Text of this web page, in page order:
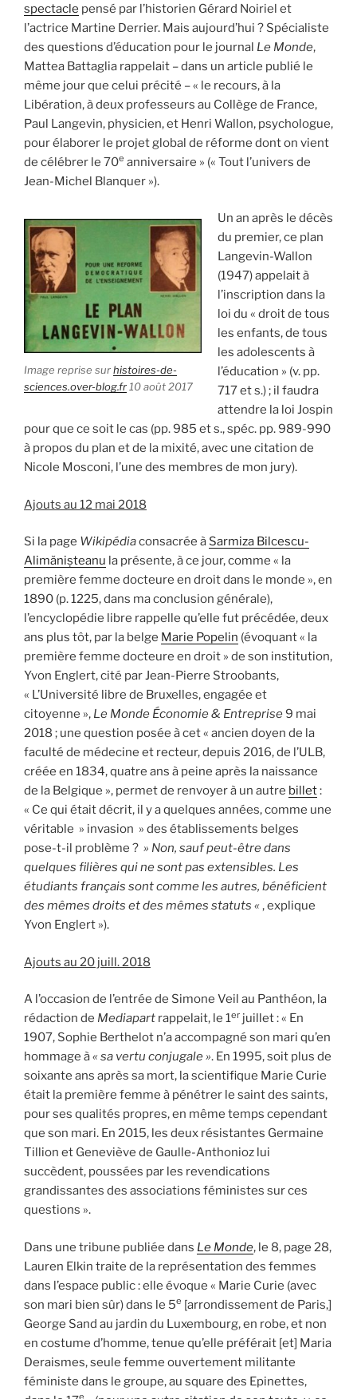
spectacle pensé par l’historien Gérard Noiriel et
l’actrice Martine Derrier. Mais aujourd’hui ? Spécialiste
des questions d’éducation pour le journal Le Monde,
Mattea Battaglia rappelait – dans un article publié le
même jour que celui précité – « le recours, à la
Libération, à deux professeurs au Collège de France,
Paul Langevin, physicien, et Henri Wallon, psychologue,
pour élaborer le projet global de réforme dont on vient
de célébrer le 70e anniversaire » (« Tout l’univers de
Jean-Michel Blanquer »).
Image reprise surhistoires-de-
sciences.over-blog.fr 10 août 2017
Un an après le décès
du premier, ce plan
Langevin-Wallon
(1947) appelait à
l’inscription dans la
loi du « droit de tous
les enfants, de tous
les adolescents à
l’éducation » (v. pp.
717 et s.) ; il faudra
attendre la loi Jospin
pour que ce soit le cas (pp. 985 et s., spéc. pp. 989-990
à propos du plan et de la mixité, avec une citation de
Nicole Mosconi, l’une des membres de mon jury).
Ajouts au 12 mai 2018
Si la page Wikipédiaconsacrée à Sarmiza Bilcescu-
Alimănișteanu la présente, à ce jour, comme « la
première femme docteure en droit dans le monde », en
1890 (p. 1225, dans ma conclusion générale),
l’encyclopédie libre rappelle qu’elle fut précédée, deux
ans plus tôt, par la belge Marie Popelin (évoquant « la
première femme docteure en droit » de son institution,
Yvon Englert, cité par Jean-Pierre Stroobants,
« L’Université libre de Bruxelles, engagée et
citoyenne », Le Monde Économie & Entreprise9 mai
2018 ; une question posée à cet « ancien doyen de la
faculté de médecine et recteur, depuis 2016, de l’ULB,
créée en 1834, quatre ans à peine après la naissance
de la Belgique », permet de renvoyer à un autre billet:
« Ce qui était décrit, il y a quelques années, comme une
véritable » invasion » des établissements belges
pose-t-il problème ? » Non, sauf peut-être dans
quelques filières qui ne sont pas extensibles. Les
étudiants français sont comme les autres, bénéficient
des mêmes droits et des mêmes statuts «, explique
Yvon Englert »).
Ajouts au 20 juill. 2018
A l’occasion de l’entrée de Simone Veil au Panthéon, la
rédaction de Mediapart rappelait, le 1er juillet : « En
1907, Sophie Berthelot n’a accompagné son mari qu’en
hommage à« sa vertu conjugale ». En 1995, soit plus de
soixante ans après sa mort, la scientifique Marie Curie
était la première femme à pénétrer le saint des saints,
pour ses qualités propres, en même temps cependant
que son mari. En 2015, les deux résistantes Germaine
Tillion et Geneviève de Gaulle-Anthonioz lui
succèdent, poussées par les revendications
grandissantes des associations féministes sur ces
questions ».
Dans une tribune publiée dans Le Monde, le 8, page 28,
Lauren Elkin traite de la représentation des femmes
dans l’espace public : elle évoque « Marie Curie (avec
son mari bien sûr) dans le 5e [arrondissement de Paris,]
George Sand au jardin du Luxembourg, en robe, et non
en costume d’homme, tenue qu’elle préférait [et] Maria
Deraismes, seule femme ouvertement militante
féministe dans le groupe, au square des Epinettes,
e